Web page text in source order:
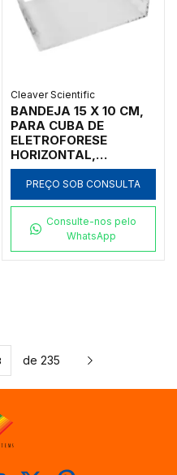
Cleaver Scientific
BANDEJA 15 X 10 CM,
PARA CUBA DE
ELETROFORESE
HORIZONTAL,
TAMANHO 15 X 10 CM,
MODELOS
MSCHOICE10 E
MARCA CLEAVER
SCIENTIFIC - CÓDIGO
MS15-UV10
PREÇO SOB CONSULTA
Consulte-nos pelo
WhatsApp
de 235